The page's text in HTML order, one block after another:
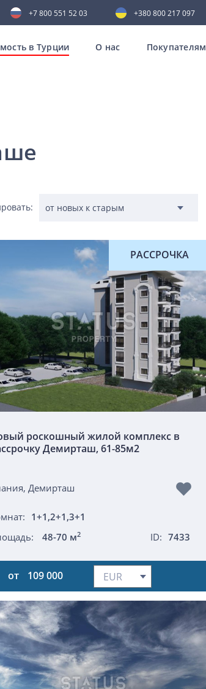
+7 800 551 52 03 +380 800 217 097
в Турции О нас Покупателям
РАССРОЧКА
роскошный жилой комплекс в
Демирташ, 61-85м2
Демирташ
1+1,2+1,3+1
48-70 м2 ID: 7433
от 109 000